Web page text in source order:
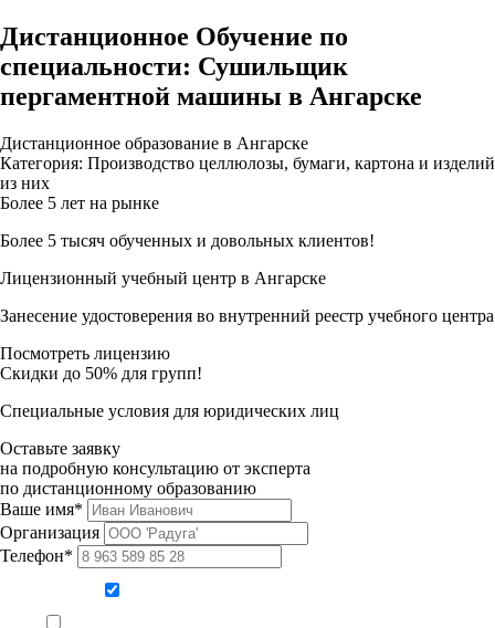
Дистанционное Обучение по
специальности: Сушильщик
пергаментной машины в Ангарске
Дистанционное образование в Ангарске
Категория: Производство целлюлозы, бумаги, картона и изделий
из них
Более 5 лет на рынке
Более 5 тысяч обученных и довольных клиентов!
Лицензионный учебный центр в Ангарске
Занесение удостоверения во внутренний реестр учебного центра
Посмотреть лицензию
Скидки до 50% для групп!
Специальные условия для юридических лиц
Оставьте заявку
на подробную консультацию от эксперта
по дистанционному образованию
Ваше имя*
Организация
Телефон*